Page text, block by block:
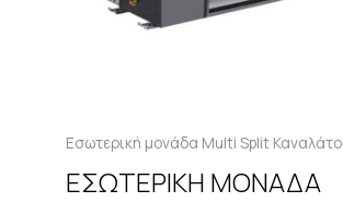
Εσωτερική μονάδα Multi Split Καναλάτο
ΕΣΩΤΕΡΙΚΗ ΜΟΝΑΔΑ